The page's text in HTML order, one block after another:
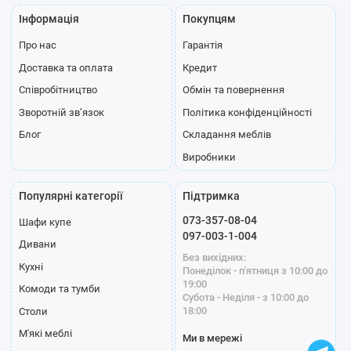
Інформація
Про нас
Доставка та оплата
Співробітництво
Зворотній зв’язок
Блог
Покупцям
Гарантія
Кредит
Обмін та повернення
Політика конфіденційності
Складання меблів
Виробники
Популярні категорії
Шафи купе
Дивани
Кухні
Комоди та тумби
Столи
М'які меблі
Підтримка
073-357-08-04
097-003-1-004
Без вихідних:
Понеділок - п'ятниця з 10:00 до
19:00
Субота - Неділя - з 10:00 до
18:00
Ми в мережі